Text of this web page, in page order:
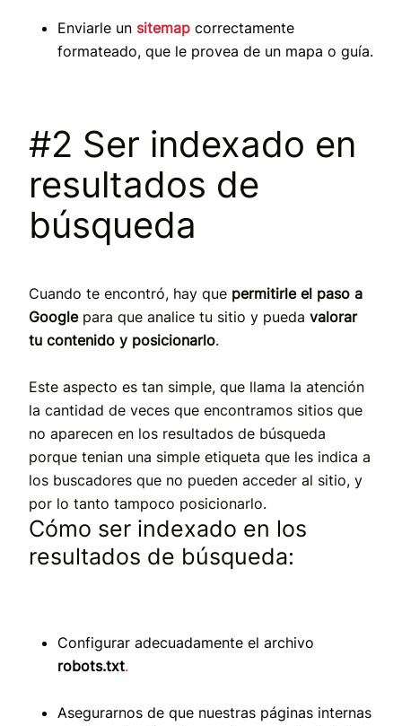
Enviarle un sitemap correctamente
formateado, que le provea de un mapa o guía.
#2 Ser indexado en
resultados de
búsqueda
Cuando te encontró, hay que permitirle el paso a
Googlepara que analice tu sitio y pueda valorar
tu contenido y posicionarlo.
Este aspecto es tan simple, que llama la atención
la cantidad de veces que encontramos sitios que
no aparecen en los resultados de búsqueda
porque tenian una simple etiqueta que les indica a
los buscadores que no pueden acceder al sitio, y
por lo tanto tampoco posicionarlo.
Cómo ser indexado en los
resultados de búsqueda:
Configurar adecuadamente el archivo
robots.txt.
Asegurarnos de que nuestras páginas internas